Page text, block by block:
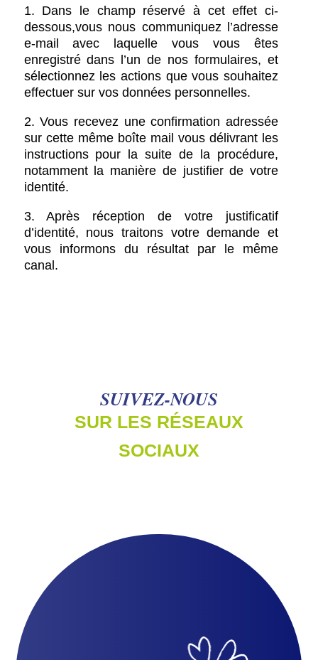
1. Dans le champ réservé à cet effet ci-
dessous,vous nous communiquez l’adresse
e-mail avec laquelle vous vous êtes
enregistré dans l’un de nos formulaires, et
sélectionnez les actions que vous souhaitez
effectuer sur vos données personnelles.
2. Vous recevez une confirmation adressée
sur cette même boîte mail vous délivrant les
instructions pour la suite de la procédure,
notamment la manière de justifier de votre
identité.
3. Après réception de votre justificatif
d’identité, nous traitons votre demande et
vous informons du résultat par le même
canal.
SUIVEZ-NOUS
SUR LES RÉSEAUX
SOCIAUX